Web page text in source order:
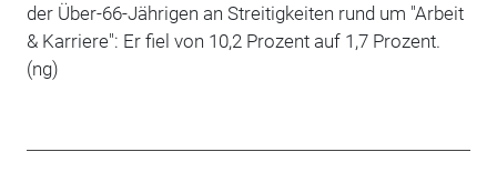
der Über-66-Jährigen an Streitigkeiten rund um "Arbeit
& Karriere": Er fiel von 10,2 Prozent auf 1,7 Prozent.
(ng)